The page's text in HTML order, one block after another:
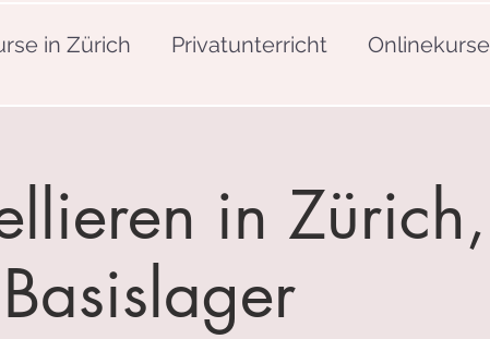
in Zürich Privatunterricht Onlinekurse
in Zürich,
Basislager